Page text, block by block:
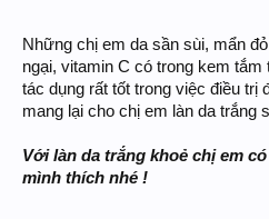
Những chị em da sần sùi, mẩn
ngại, vitamin C có trong kem
tác dụng rất tốt trong việc điều trị
mang lại cho chị em làn da trắng
Với làn da trắng khoẻ chị em
mình thích nhé !